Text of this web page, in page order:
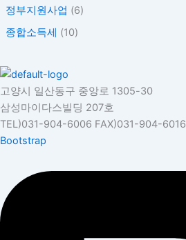
정부지원사업 (6)
종합소득세 (10)
고양시 일산동구 중앙로 1305-30
삼성마이다스빌딩 207호
TEL)031-904-6006 FAX)031-904-6016
Bootstrap